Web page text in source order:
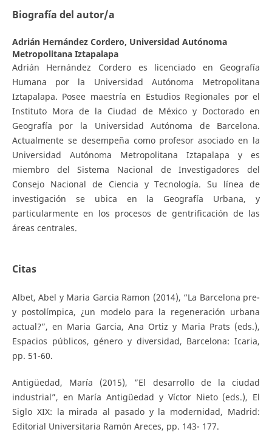
Biografía del autor/a
Adrián Hernández Cordero, Universidad Autónoma
Metropolitana Iztapalapa
Adrián Hernández Cordero es licenciado en Geografía
Humana por la Universidad Autónoma Metropolitana
Iztapalapa. Posee maestría en Estudios Regionales por el
Instituto Mora de la Ciudad de México y Doctorado en
Geografía por la Universidad Autónoma de Barcelona.
Actualmente se desempeña como profesor asociado en la
Universidad Autónoma Metropolitana Iztapalapa y es
miembro del Sistema Nacional de Investigadores del
Consejo Nacional de Ciencia y Tecnología. Su línea de
investigación se ubica en la Geografía Urbana, y
particularmente en los procesos de gentrificación de las
áreas centrales.
Citas
Albet, Abel y Maria Garcia Ramon (2014), “La Barcelona pre-
y postolímpica, ¿un modelo para la regeneración urbana
actual?”, en Maria Garcia, Ana Ortiz y Maria Prats (eds.),
Espacios públicos, género y diversidad, Barcelona: Icaria,
pp. 51-60.
Antigüedad, María (2015), ”El desarrollo de la ciudad
industrial”, en María Antigüedad y Víctor Nieto (eds.), El
Siglo XIX: la mirada al pasado y la modernidad, Madrid:
Editorial Universitaria Ramón Areces, pp. 143- 177.